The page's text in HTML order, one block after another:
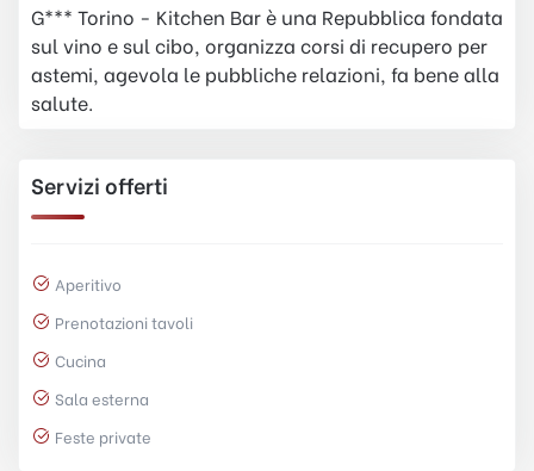
G*** Torino - Kitchen Bar è una Repubblica fondata
sul vino e sul cibo, organizza corsi di recupero per
astemi, agevola le pubbliche relazioni, fa bene alla
salute.
Servizi offerti
Aperitivo
Prenotazioni tavoli
Cucina
Sala esterna
Feste private